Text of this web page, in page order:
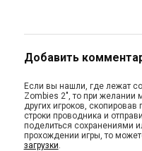
Добавить
Если вы нашли, где лежат
Zombies 2", то при желании
других игроков,
строки проводника и
поделиться сохранениями
прохождении игры, то
загрузки.